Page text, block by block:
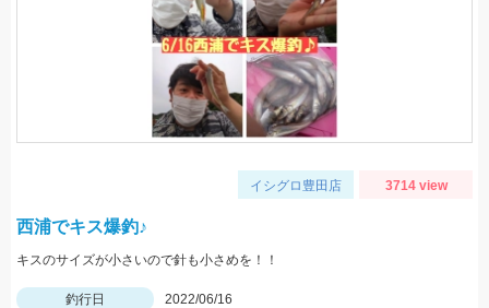
イシグロ豊田店 3714 view
西浦でキス爆釣♪
キスのサイズが小さいので針も小さめを！！
釣行日
2022/06/16